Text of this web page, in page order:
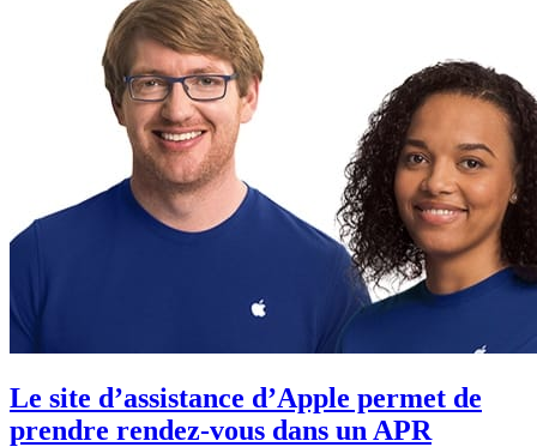
Le site d’assistance d’Apple permet de
prendre rendez-vous dans un APR